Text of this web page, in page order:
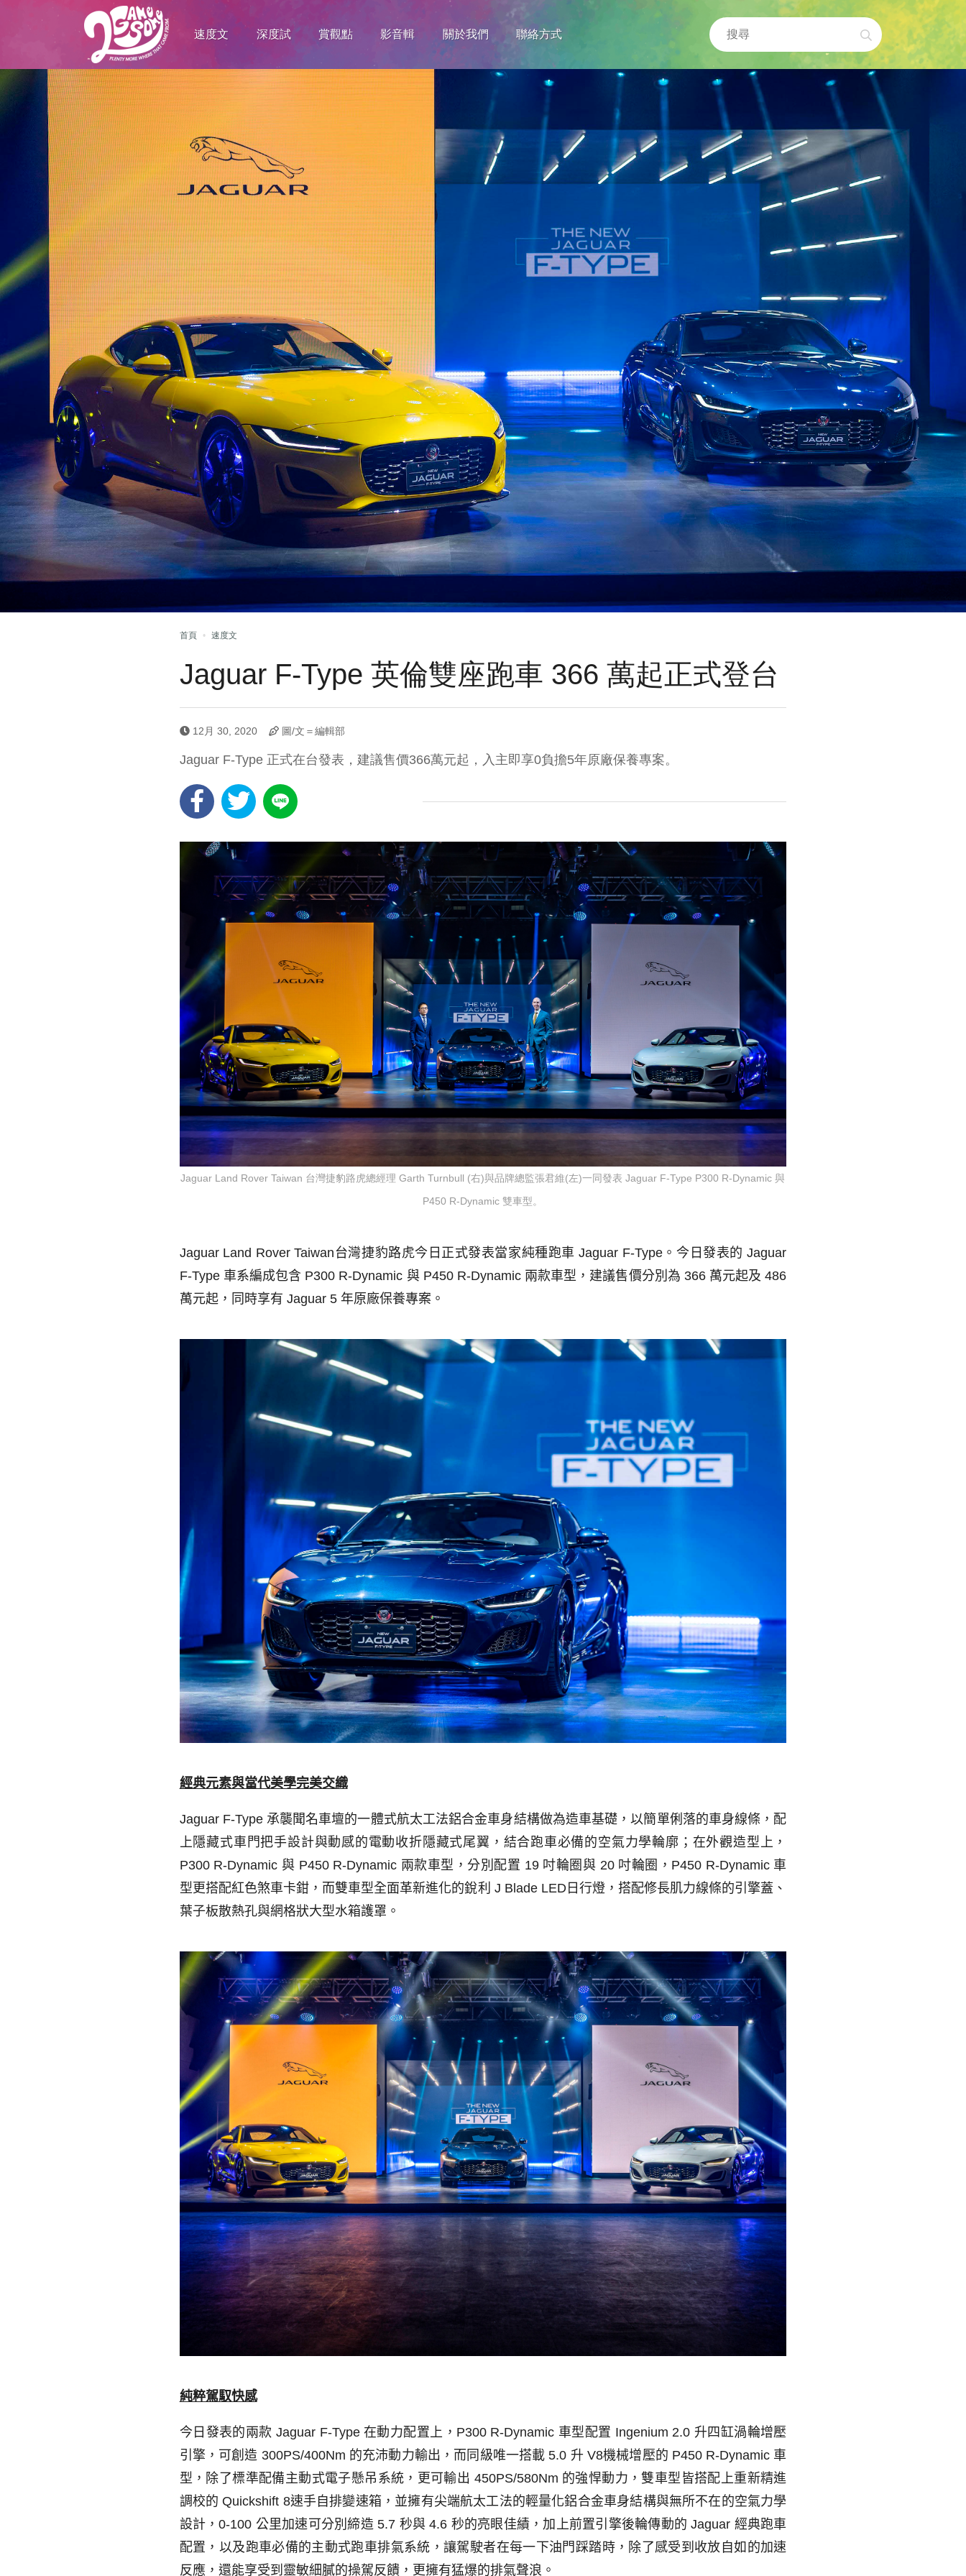
速度文 深度試 賞觀點 影音輯 關於我們 聯絡方式
首頁 速度文
Jaguar F-Type 英倫雙座跑車 366 萬起正式登台
12月 30, 2020 圖/文＝編輯部
Jaguar F-Type 正式在台發表，建議售價366萬元起，入主即享0負擔5年原廠保養專案。
Jaguar Land Rover Taiwan 台灣捷豹路虎總經理 Garth Turnbull (右)與品牌總監張君維(左)一同發表 Jaguar F-Type P300 R-Dynamic 與
P450 R-Dynamic 雙車型。
Jaguar Land Rover Taiwan 台灣捷豹路虎今日正式發表當家純種跑車 Jaguar F-Type。今日發表的 Jaguar
F-Type 車系編成包含 P300 R-Dynamic 與 P450 R-Dynamic 兩款車型，建議售價分別為 366 萬元起及 486
萬元起，同時享有 Jaguar 5 年原廠保養專案 。
經典元素與當代美學完美交織
Jaguar F-Type 承襲聞名車壇的一體式航太工法鋁合金車身結構做為造車基礎，以簡單俐落的車身線條，配
上隱藏式車門把手設計與動感的電動收折隱藏式尾翼，結合跑車必備的空氣力學輪廓；在外觀造型上，
P300 R-Dynamic 與 P450 R-Dynamic 兩款車型，分別配置 19 吋輪圈與 20 吋輪圈， P450 R-Dynamic 車
型更搭配紅色煞車卡鉗，而雙車型全面革新進化的銳利 J Blade LED日行燈，搭配修長肌力線條的引擎蓋、
葉子板散熱孔與網格狀大型水箱護罩 。
純粹駕馭快感
今日發表的兩款 Jaguar F-Type 在動力配置上， P300 R-Dynamic 車型配置 Ingenium 2.0 升四缸渦輪增壓
引擎，可創造 300PS/400Nm 的充沛動力輸出，而同級唯一搭載 5.0 升V8機械增壓的 P450 R-Dynamic 車
型，除了標準配備主動式電子懸吊系統，更可輸出 450PS/580Nm 的強悍動力，雙車型皆搭配上重新精進
調校的 Quickshift 8速手自排變速箱，並擁有尖端航太工法的輕量化鋁合金車身結構與無所不在的空氣力學
設計，0-100 公里加速可分別締造 5.7 秒與 4.6 秒的亮眼佳績，加上前置引擎後輪傳動的 Jaguar 經典跑車
配置，以及跑車必備的主動式跑車排氣系統，讓駕駛者在每一下油門踩踏時，除了感受到收放自如的加速
反應，還能享受到靈敏細膩的操駕反饋，更擁有猛爆的排氣聲浪 。